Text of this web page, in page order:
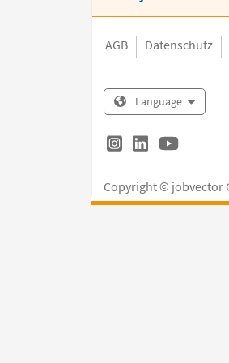
AGB Datenschutz
Language
Copyright © jobvector